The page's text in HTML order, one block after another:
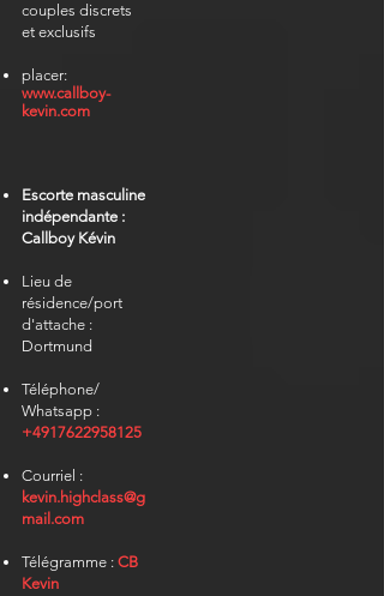
couples discrets
et exclusifs
placer:
www.callboy-
kevin.com
Escorte masculine
indépendante :
Callboy Kévin
Lieu de
résidence/port
d'attache :
Dortmund
Téléphone/
Whatsapp :
+4917622958125
Courriel :
kevin.highclass@g
mail.com
Télégramme : CB
Kevin